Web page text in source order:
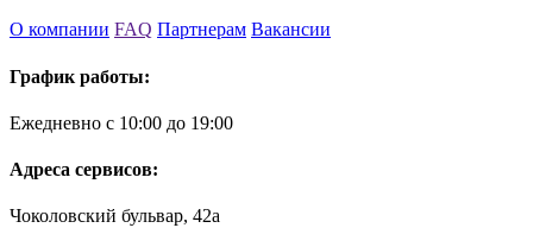
О компании FAQ Партнерам Вакансии
График работы:
Ежедневно с 10:00 до 19:00
Адреса сервисов:
Чоколовский бульвар, 42а